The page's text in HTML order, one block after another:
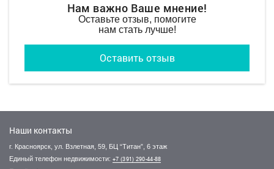
Нам важно Ваше мнение!
Оставьте отзыв, помогите
нам стать лучше!
Оставить отзыв
Наши контакты
г. Красноярск, ул. Взлетная, 59, БЦ “Титан”, 6 этаж
Единый телефон недвижимости: +7 (391) 290-44-88